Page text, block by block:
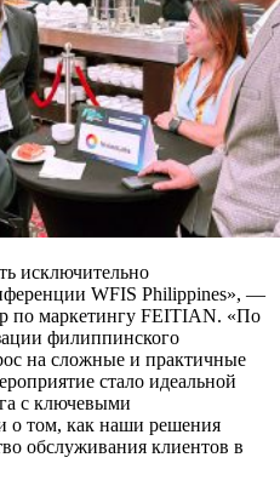
исключительно
WFIS Philippines», —
по маркетингу FEITIAN. «По
филиппинского
на сложные и практичные
стало идеальной
с ключевыми
о том, как наши решения
обслуживания клиентов в